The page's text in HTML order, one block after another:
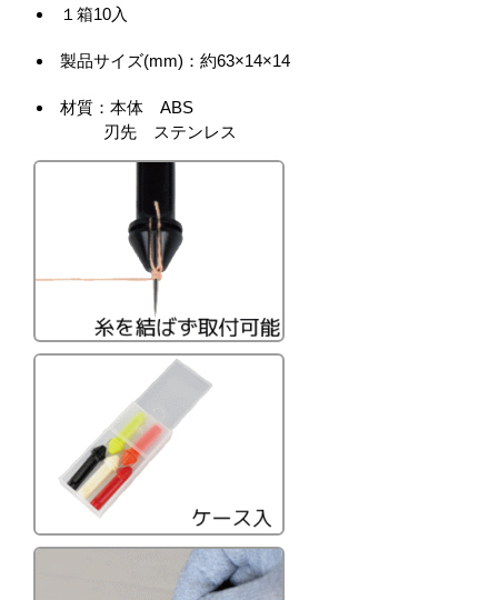
１箱10入
製品サイズ(mm)：約63×14×14
材質：本体 ABS
刃先 ステンレス